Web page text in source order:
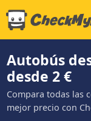
Autobús
desde 2 €
Compara todas las
mejor precio con